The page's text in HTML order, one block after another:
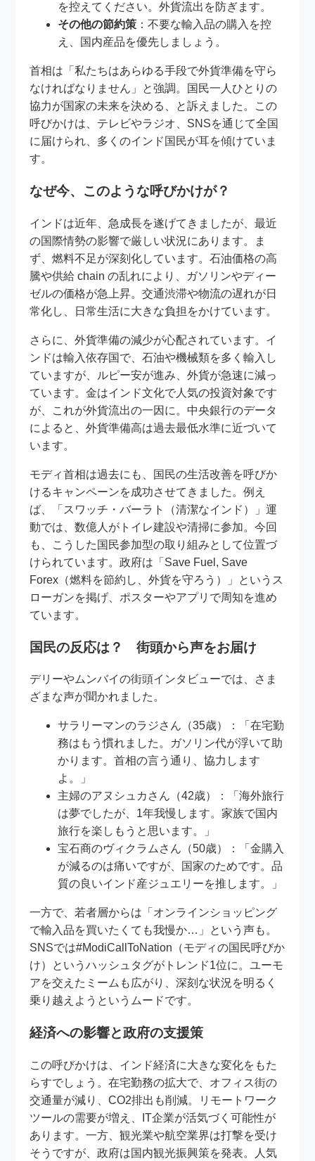
を控えてください。外貨流出を防ぎます。
その他の節約策 ：不要な輸入品の購入を控
え、国内産品を優先しましょう。
首相は「私たちはあらゆる手段で外貨準備を守ら
なければなりません」と強調。国民一人ひとりの
協力が国家の未来を決める、と訴えました。この
呼びかけは、テレビやラジオ、SNSを通じて全国
に届けられ、多くのインド国民が耳を傾けていま
す。
なぜ今、このような呼びかけが？
インドは近年、急成長を遂げてきましたが、最近
の国際情勢の影響で厳しい状況にあります。ま
ず、燃料不足が深刻化しています。石油価格の高
騰や供給 chain の乱れにより、ガソリンやディー
ゼルの価格が急上昇。交通渋滞や物流の遅れが日
常化し、日常生活に大きな負担をかけています。
さらに、外貨準備の減少が心配されています。イ
ンドは輸入依存国で、石油や機械類を多く輸入し
ていますが、ルピー安が進み、外貨が急速に減っ
ています。金はインド文化で人気の投資対象です
が、これが外貨流出の一因に。中央銀行のデータ
によると、外貨準備高は過去最低水準に近づいて
います。
モディ首相は過去にも、国民の生活改善を呼びか
けるキャンペーンを成功させてきました。例え
ば、「スワッチ・バーラト（清潔なインド）」運
動では、数億人がトイレ建設や清掃に参加。今回
も、こうした国民参加型の取り組みとして位置づ
けられています。政府は「Save Fuel, Save
Forex（燃料を節約し、外貨を守ろう）」というス
ローガンを掲げ、ポスターやアプリで周知を進め
ています。
国民の反応は？ 街頭から声をお届け
デリーやムンバイの街頭インタビューでは、さま
ざまな声が聞かれました。
サラリーマンのラジさん（35歳）：「在宅勤
務はもう慣れました。ガソリン代が浮いて助
かります。首相の言う通り、協力します
よ。」
主婦のアヌシュカさん（42歳）：「海外旅行
は夢でしたが、1年我慢します。家族で国内
旅行を楽しもうと思います。」
宝石商のヴィクラムさん（50歳）：「金購入
が減るのは痛いですが、国家のためです。品
質の良いインド産ジュエリーを推します。」
一方で、若者層からは「オンラインショッピング
で輸入品を買いたくても我慢か…」という声も。
SNSでは#ModiCallToNation（モディの国民呼びか
け）というハッシュタグがトレンド1位に。ユーモ
アを交えたミームも広がり、深刻な状況を明るく
乗り越えようというムードです。
経済への影響と政府の支援策
この呼びかけは、インド経済に大きな変化をもた
らすでしょう。在宅勤務の拡大で、オフィス街の
交通量が減り、CO2排出も削減。リモートワーク
ツールの需要が増え、IT企業が活気づく可能性が
あります。一方、観光業や航空業界は打撃を受け
そうですが、政府は国内観光振興策を発表。人気